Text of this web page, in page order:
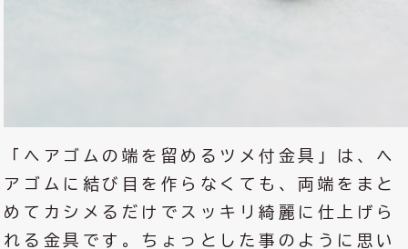
「ヘアゴムの端を留めるツメ付金具」は、ヘ
アゴムに結び目を作らなくても、両端をまと
めてカシメるだけでスッキリ綺麗に仕上げら
れる金具です。ちょっとした事のように思い